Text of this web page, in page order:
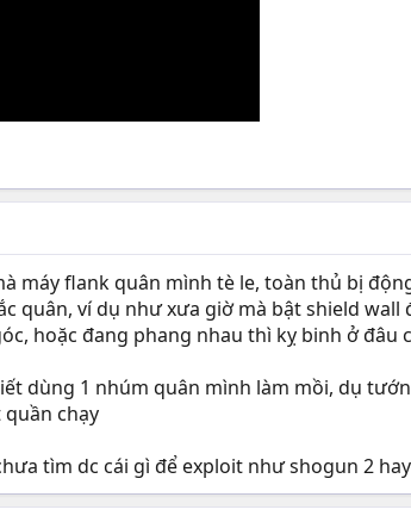
máy flank quân mình tè le, toàn thủ bị
quân, ví dụ như xưa giờ mà bật shield
hoặc đang phang nhau thì kỵ binh ở đâu
dùng 1 nhúm quân mình làm mồi, dụ
chạy
tìm dc cái gì để exploit như shogun 2